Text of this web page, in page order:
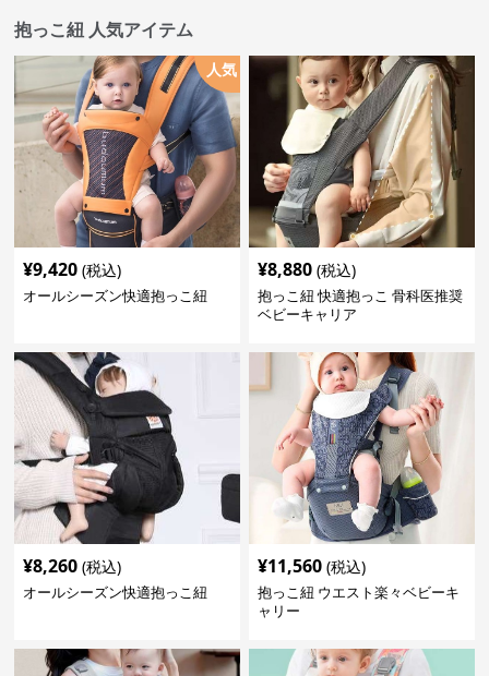
抱っこ紐 人気アイテム
人気
¥9,420 (税込)
オールシーズン快適抱っこ紐
¥8,880 (税込)
抱っこ紐 快適抱っこ 骨科医推奨
ベビーキャリア
¥8,260 (税込)
オールシーズン快適抱っこ紐
¥11,560 (税込)
抱っこ紐 ウエスト楽々ベビーキ
ャリー